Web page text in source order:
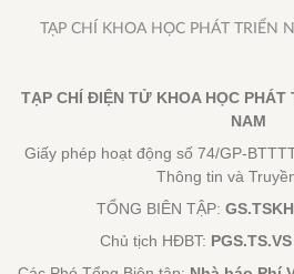
TẠP CHÍ KHOA HỌC PHÁT TRIỂN
TẠP CHÍ ĐIỆN TỬ KHOA HỌC PHÁT
NAM
Giấy phép hoạt động số 74/GP-
Thông tin và
TỔNG BIÊN TẬP:
Chủ tịch HĐBT: